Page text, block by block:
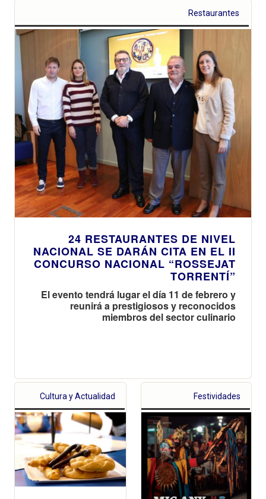
Restaurantes
24 RESTAURANTES DE NIVEL
NACIONAL SE DARÁN CITA EN EL II
CONCURSO NACIONAL “ROSSEJAT
TORRENTÍ”
El evento tendrá lugar el día 11 de febrero y
reunirá a prestigiosos y reconocidos
miembros del sector culinario
Cultura y Actualidad Festividades